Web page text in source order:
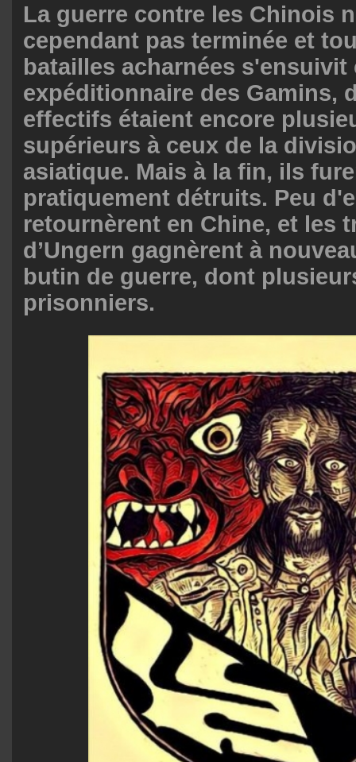
La guerre contre les Chinois
cependant pas terminée et
batailles acharnées
expéditionnaire des Gamins,
effectifs étaient encore
supérieurs à ceux de la
asiatique. Mais à la fin, ils
pratiquement détruits. Peu
retournèrent en Chine, et les
d’Ungern gagnèrent à
butin de guerre, dont
prisonniers.